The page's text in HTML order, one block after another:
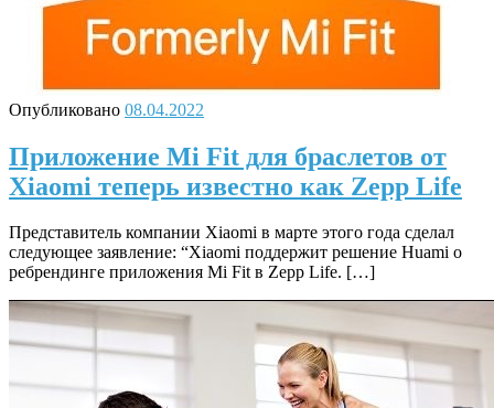
Опубликовано 08.04.2022
Приложение Mi Fit для браслетов от
Xiaomi теперь известно как Zepp Life
Представитель компании Xiaomi в марте этого года сделал
следующее заявление: “Xiaomi поддержит решение Huami о
ребрендинге приложения Mi Fit в Zepp Life. […]